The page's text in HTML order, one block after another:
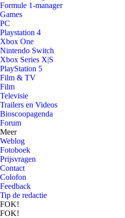
Formule 1-manager
Games
PC
Playstation 4
Xbox One
Nintendo Switch
Xbox Series X|S
PlayStation 5
Film & TV
Film
Televisie
Trailers en Videos
Bioscoopagenda
Forum
Meer
Weblog
Fotoboek
Prijsvragen
Contact
Colofon
Feedback
Tip de redactie
FOK!
FOK!